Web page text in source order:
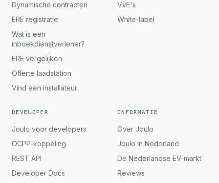
Dynamische contracten
ERE registratie
Wat is een
inboekdienstverlener?
ERE vergelijken
Offerte laadstation
Vind een installateur
VvE's
White-label
DEVELOPER
Joulo voor developers
OCPP-koppeling
REST API
Developer Docs
INFORMATIE
Over Joulo
Joulo in Nederland
De Nederlandse EV-markt
Reviews